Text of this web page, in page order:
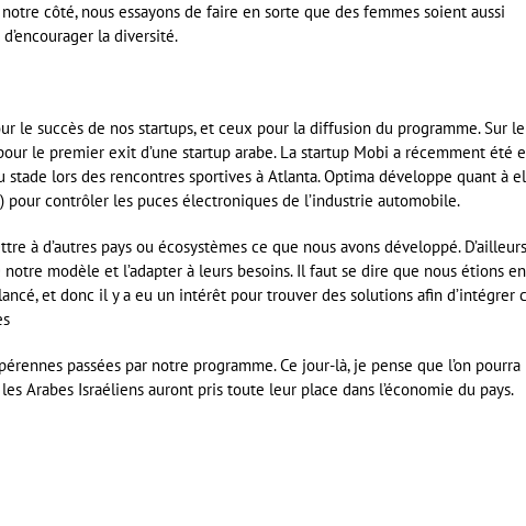
côté, nous essayons de faire en sorte que des femmes soient aussi
la diversité.
le succès de nos startups, et ceux pour la diffusion du programme. Sur le
le premier exit d’une startup arabe. La startup Mobi a récemment été
lors des rencontres sportives à Atlanta. Optima développe quant à
pour contrôler les puces électroniques de l’industrie automobile.
à d’autres pays ou écosystèmes ce que nous avons développé.
modèle et l’adapter à leurs besoins. Il faut se dire que nous étions en
et donc il y a eu un intérêt pour trouver des solutions afin d’intégrer
passées par notre programme. Ce jour-là, je pense que l’on pourra
Arabes Israéliens auront pris toute leur place dans l’économie du pays.